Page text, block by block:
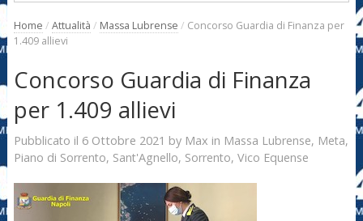
Home / Attualità / Massa Lubrense / Concorso Guardia di Finanza per
1.409 allievi
Concorso Guardia di Finanza
per 1.409 allievi
Pubblicato il 6 Ottobre 2021 by Max in Massa Lubrense, Meta,
Piano di Sorrento, Sant'Agnello, Sorrento, Vico Equense